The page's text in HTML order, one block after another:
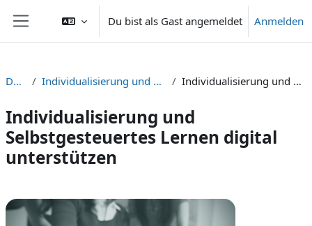
Website-Übersicht
Du bist als Gast angemeldet Anmelden
Dashboard Individualisierung und Selbstgesteuertes Lernen digital unterstützen Individualisierung und Selbstgesteuertes Lernen digital unterstützen
Individualisierung und
Selbstgesteuertes Lernen digital
unterstützen
Abschnittsübersicht